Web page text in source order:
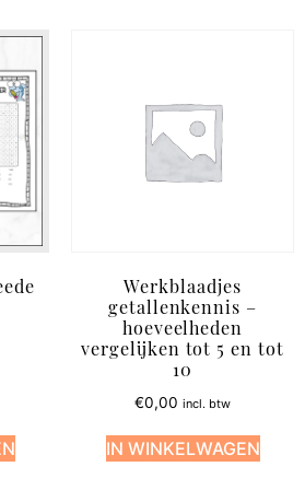
Werkblaadjes
getallenkennis –
hoeveelheden
vergelijken tot 5 en tot
10
€0,00 incl. btw
IN WINKELWAGEN